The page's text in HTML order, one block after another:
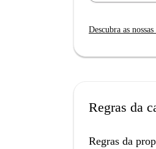
Descubra as
Regras da
Regras da